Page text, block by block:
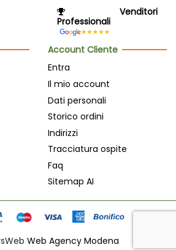
Venditori
Professionali
Account Cliente
Entra
Il mio account
Dati personali
Storico ordini
Indirizzi
Tracciatura ospite
Faq
Sitemap AI
Web Agency Modena